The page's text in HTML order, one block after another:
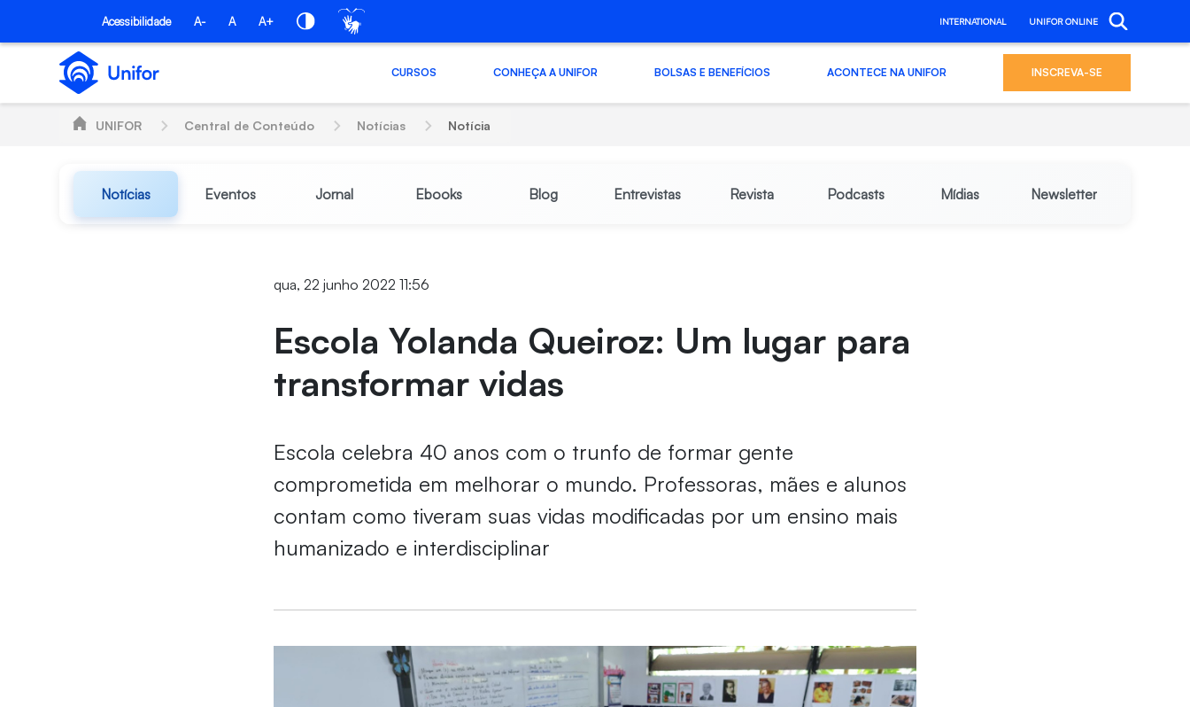
Pular para o Conteúdo principal
Acessibilidade A- A A+ INTERNATIONAL UNIFOR ONLINE
CURSOS CONHEÇA A UNIFOR BOLSAS E BENEFÍCIOS ACONTECE NA UNIFOR INSCREVA-SE
UNIFOR Central de Conteúdo Notícias Notícia
Notícias Eventos Jornal Ebooks Blog Entrevistas Revista Podcasts Mídias Newsletter
qua, 22 junho 2022 11:56
Escola Yolanda Queiroz: Um lugar para
transformar vidas
Escola celebra 40 anos com o trunfo de formar gente
comprometida em melhorar o mundo. Professoras, mães e alunos
contam como tiveram suas vidas modificadas por um ensino mais
humanizado e interdisciplinar